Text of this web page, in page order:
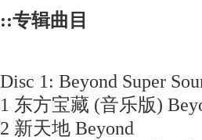
::专辑曲目
Disc 1: Beyond Super
1 东方宝藏 (音乐版)
2 新天地 Beyond